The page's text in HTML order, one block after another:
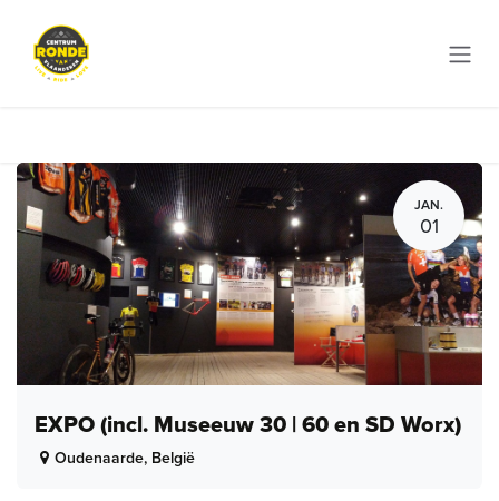
JAN.
01
EXPO (incl. Museeuw 30 | 60 en SD Worx)
Oudenaarde, België